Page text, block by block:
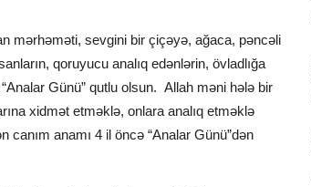
mərhəməti, sevgini bir çiçəyə, ağaca, pəncəli
qoruyucu analıq edənlərin, övladlığa
Günü” qutlu olsun. Allah məni hələ bir
xidmət etməklə, onlara analıq etməklə
anamı 4 il öncə “Analar Günü”dən